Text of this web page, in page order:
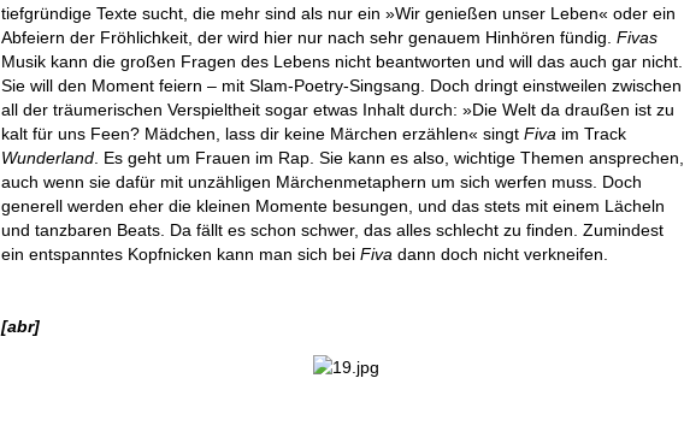
tiefgründige Texte sucht, die mehr sind als nur ein »Wir genießen unser Leben« oder ein
Abfeiern der Fröhlichkeit, der wird hier nur nach sehr genauem Hinhören fündig. Fivas
Musik kann die großen Fragen des Lebens nicht beantworten und will das auch gar nicht.
Sie will den Moment feiern – mit Slam-Poetry-Singsang. Doch dringt einstweilen zwischen
all der träumerischen Verspieltheit sogar etwas Inhalt durch: »Die Welt da draußen ist zu
kalt für uns Feen? Mädchen, lass dir keine Märchen erzählen« singt Fiva im Track
Wunderland . Es geht um Frauen im Rap. Sie kann es also, wichtige Themen ansprechen,
auch wenn sie dafür mit unzähligen Märchenmetaphern um sich werfen muss. Doch
generell werden eher die kleinen Momente besungen, und das stets mit einem Lächeln
und tanzbaren Beats. Da fällt es schon schwer, das alles schlecht zu finden. Zumindest
ein entspanntes Kopfnicken kann man sich bei Fiva dann doch nicht verkneifen.
[abr]